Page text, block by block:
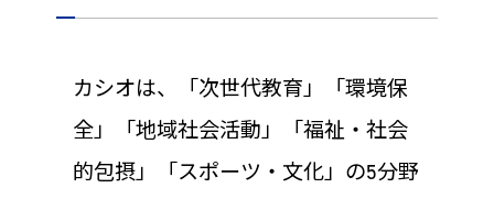
カシオは、「次世代教育」「環境保
全」「地域社会活動」「福祉・社会
的包摂」「スポーツ・文化」の5分野